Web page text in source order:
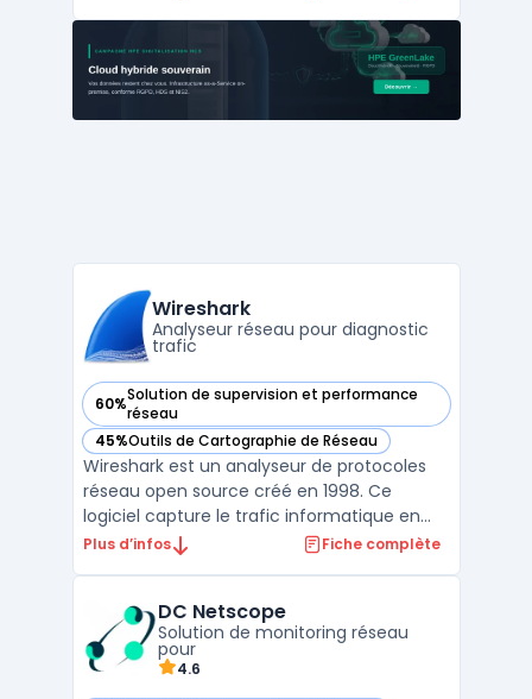
aux data centers. Ce produit prend en
charge la gestion fine du trafic réseau, la
Wireshark
Analyseur réseau pour diagnostic
trafic
60%Solution de supervision et performance
réseau
— voir Wireshark dans cette catégorie
45%Outils de Cartographie de Réseau
— voir Wireshark dans cette catégorie
Wireshark est un analyseur de protocoles
réseau open source créé en 1998. Ce
logiciel capture le trafic informatique en
temps réel sur tous les types de réseaux. La
restrictions commerciales. Plus de 20
millions de t ...
Plus d’infos Fiche complète
DC Netscope
Solution de monitoring réseau
pour
4.6